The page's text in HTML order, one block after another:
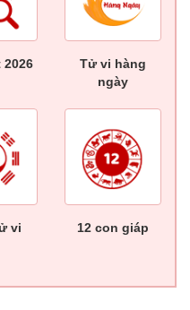
2026
Tử vi hàng
ngày
vi 12 con giáp